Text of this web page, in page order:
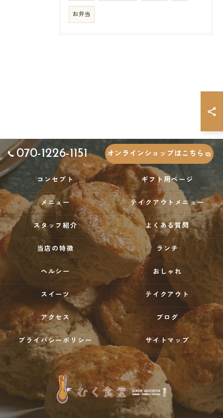
お弁当
070-1226-1151 オンラインショップはこちら
コンセプト ギフト用ページ
メニュー テイクアウトメニュー
スタッフ紹介 よくある質問
当店の特徴 ランチ
ヘルシー おしゃれ
スイーツ テイクアウト
アクセス ブログ
プライバシーポリシー サイトマップ